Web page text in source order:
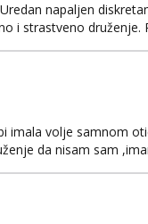
napaljen
i strastveno
imala volje samnom
da nisam sam